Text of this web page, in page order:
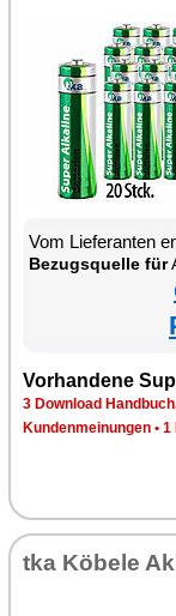
Vom Lieferanten
Bezugsquelle für
Vorhandene
3 Download
Kundenmeinungen • 1
tka Köbele